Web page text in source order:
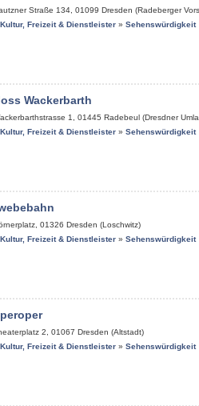
Straße 134 01099 Dresden (Radeberger
Kultur, Freizeit & Dienstleister » Sehenswürdigkeit
Wackerbarth
1 01445 Radebeul (Dresdner
Kultur, Freizeit & Dienstleister » Sehenswürdigkeit
01326 Dresden (Loschwitz)
Kultur, Freizeit & Dienstleister » Sehenswürdigkeit
2 01067 Dresden (Altstadt)
Kultur, Freizeit & Dienstleister » Sehenswürdigkeit